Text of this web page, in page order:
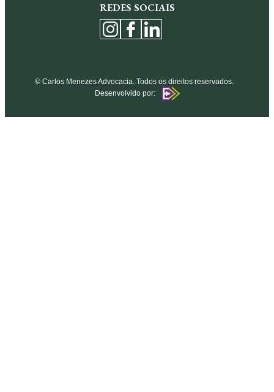
REDES SOCIAIS
© Carlos Menezes Advocacia. Todos os direitos reservados.
Desenvolvido por: